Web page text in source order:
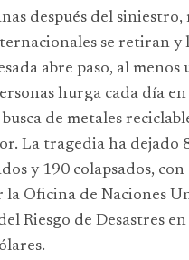
después del
se retiran y
abre paso, al menos
hurga cada día en
de metales
La tragedia ha dejado
y 190 colapsados, con
la Oficina de Naciones
Riesgo de Desastres